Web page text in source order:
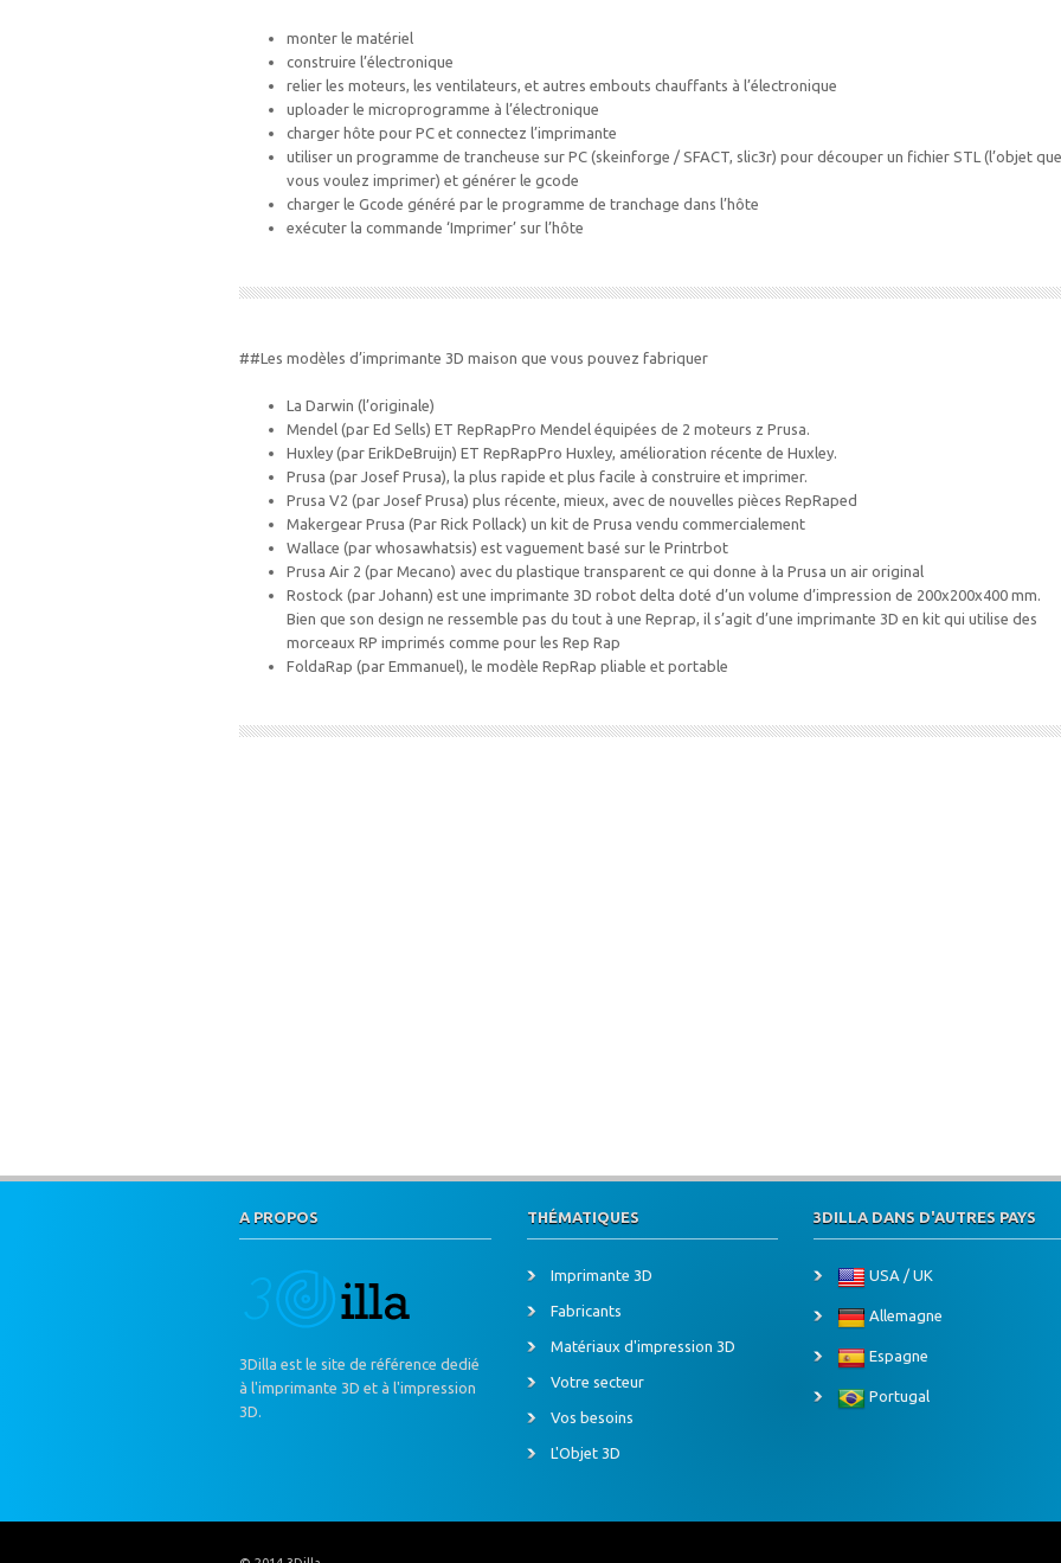
monter le matériel
construire l’électronique
relier les moteurs, les ventilateurs, et autres embouts chauffants à l’électronique
uploader le microprogramme à l’électronique
charger hôte pour PC et connectez l’imprimante
utiliser un programme de trancheuse sur PC (skeinforge / SFACT, slic3r) pour découper un fichier STL (l’objet que
vous voulez imprimer) et générer le gcode
charger le Gcode généré par le programme de tranchage dans l’hôte
exécuter la commande ‘Imprimer’ sur l’hôte
##Les modèles d’imprimante 3D maison que vous pouvez fabriquer
La Darwin (l’originale)
Mendel (par Ed Sells) ET RepRapPro Mendel équipées de 2 moteurs z Prusa.
Huxley (par ErikDeBruijn) ET RepRapPro Huxley, amélioration récente de Huxley.
Prusa (par Josef Prusa), la plus rapide et plus facile à construire et imprimer.
Prusa V2 (par Josef Prusa) plus récente, mieux, avec de nouvelles pièces RepRaped
Makergear Prusa (Par Rick Pollack) un kit de Prusa vendu commercialement
Wallace (par whosawhatsis) est vaguement basé sur le Printrbot
Prusa Air 2 (par Mecano) avec du plastique transparent ce qui donne à la Prusa un air original
Rostock (par Johann) est une imprimante 3D robot delta doté d’un volume d’impression de 200x200x400 mm.
Bien que son design ne ressemble pas du tout à une Reprap, il s’agit d’une imprimante 3D en kit qui utilise des
morceaux RP imprimés comme pour les Rep Rap
FoldaRap (par Emmanuel), le modèle RepRap pliable et portable
A PROPOS
3Dilla est le site de référence dedié
à l'imprimante 3D et à l'impression
3D.
THÉMATIQUES
Imprimante 3D
Fabricants
Matériaux d'impression 3D
Votre secteur
Vos besoins
L'Objet 3D
3DILLA DANS D'AUTRES PAYS
USA / UK
Allemagne
Espagne
Portugal